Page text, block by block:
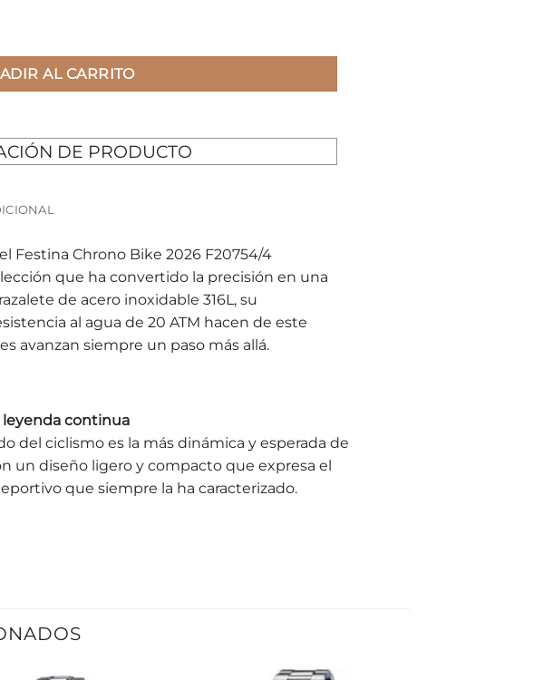
AL CARRITO
DE PRODUCTO
Festina Chrono Bike 2026 F20754/4
que ha convertido la precisión en una
de acero inoxidable 316L, su
al agua de 20 ATM hacen de este
avanzan siempre un paso más allá.
leyenda continua
del ciclismo es la más dinámica y esperada de
un diseño ligero y compacto que expresa el
que siempre la ha caracterizado.